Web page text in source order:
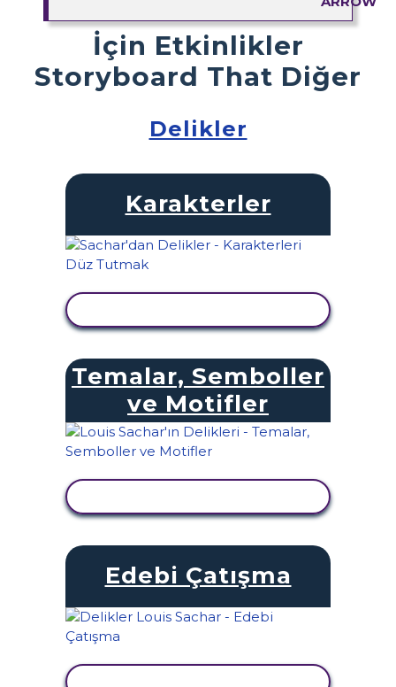
İçin Etkinlikler
Storyboard That Diğer
Delikler
Karakterler
Temalar, Semboller
ve Motifler
Edebi Çatışma